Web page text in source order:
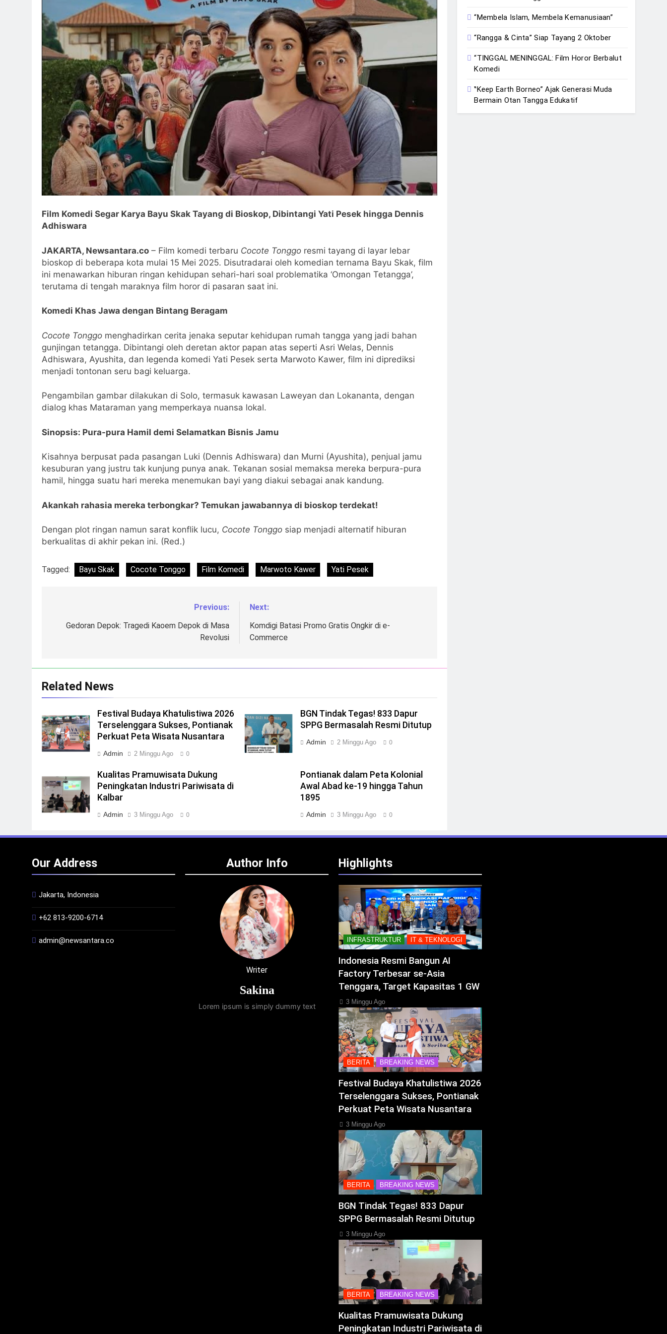
Film Komedi Segar Karya Bayu Skak Tayang di Bioskop, Dibintangi Yati Pesek hingga Dennis
Adhiswara
JAKARTA, Newsantara.co – Film komedi terbaru Cocote Tonggo resmi tayang di layar lebar
bioskop di beberapa kota mulai 15 Mei 2025. Disutradarai oleh komedian ternama Bayu Skak, film
ini menawarkan hiburan ringan kehidupan sehari-hari soal problematika ‘Omongan Tetangga’,
terutama di tengah maraknya film horor di pasaran saat ini.
Komedi Khas Jawa dengan Bintang Beragam
Cocote Tonggo menghadirkan cerita jenaka seputar kehidupan rumah tangga yang jadi bahan
gunjingan tetangga. Dibintangi oleh deretan aktor papan atas seperti Asri Welas, Dennis
Adhiswara, Ayushita, dan legenda komedi Yati Pesek serta Marwoto Kawer, film ini diprediksi
menjadi tontonan seru bagi keluarga.
Pengambilan gambar dilakukan di Solo, termasuk kawasan Laweyan dan Lokananta, dengan
dialog khas Mataraman yang memperkaya nuansa lokal.
Sinopsis: Pura-pura Hamil demi Selamatkan Bisnis Jamu
Kisahnya berpusat pada pasangan Luki (Dennis Adhiswara) dan Murni (Ayushita), penjual jamu
kesuburan yang justru tak kunjung punya anak. Tekanan sosial memaksa mereka berpura-pura
hamil, hingga suatu hari mereka menemukan bayi yang diakui sebagai anak kandung.
Akankah rahasia mereka terbongkar? Temukan jawabannya di bioskop terdekat!
Dengan plot ringan namun sarat konflik lucu, Cocote Tonggo siap menjadi alternatif hiburan
berkualitas di akhir pekan ini. (Red.)
Tagged: Bayu Skak Cocote Tonggo Film Komedi Marwoto Kawer Yati Pesek
pos
Previous:
Gedoran Depok: Tragedi Kaoem Depok di Masa
Revolusi
Next:
Komdigi Batasi Promo Gratis Ongkir di e-
Commerce
Related News
Festival Budaya Khatulistiwa 2026
Terselenggara Sukses, Pontianak
Perkuat Peta Wisata Nusantara
Admin 2 Minggu Ago 0
BGN Tindak Tegas! 833 Dapur
SPPG Bermasalah Resmi Ditutup
Admin 2 Minggu Ago 0
Kualitas Pramuwisata Dukung
Peningkatan Industri Pariwisata di
Kalbar
Admin 3 Minggu Ago 0
Pontianak dalam Peta Kolonial
Awal Abad ke-19 hingga Tahun
1895
Admin 3 Minggu Ago 0
“Membela Islam, Membela Kemanusiaan”
“Rangga & Cinta” Siap Tayang 2 Oktober
“TINGGAL MENINGGAL: Film Horor Berbalut
Komedi
‟Keep Earth Borneo” Ajak Generasi Muda
Bermain Otan Tangga Edukatif
Our Address
Jakarta, Indonesia
+62 813-9200-6714
admin@newsantara.co
Author Info
Writer
Sakina
Lorem ipsum is simply dummy text
Highlights
INFRASTRUKTUR IT & TEKNOLOGI
Indonesia Resmi Bangun AI
Factory Terbesar se-Asia
Tenggara, Target Kapasitas 1 GW
3 Minggu Ago
BERITA BREAKING NEWS
Festival Budaya Khatulistiwa 2026
Terselenggara Sukses, Pontianak
Perkuat Peta Wisata Nusantara
3 Minggu Ago
BERITA BREAKING NEWS
BGN Tindak Tegas! 833 Dapur
SPPG Bermasalah Resmi Ditutup
3 Minggu Ago
BERITA BREAKING NEWS
Kualitas Pramuwisata Dukung
Peningkatan Industri Pariwisata di